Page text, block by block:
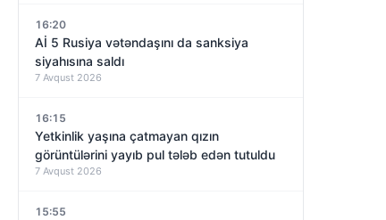
16:20
Aİ 5 Rusiya vətəndaşını da sanksiya
siyahısına saldı
7 Avqust 2026
16:15
Yetkinlik yaşına çatmayan qızın
görüntülərini yayıb pul tələb edən tutuldu
7 Avqust 2026
15:55